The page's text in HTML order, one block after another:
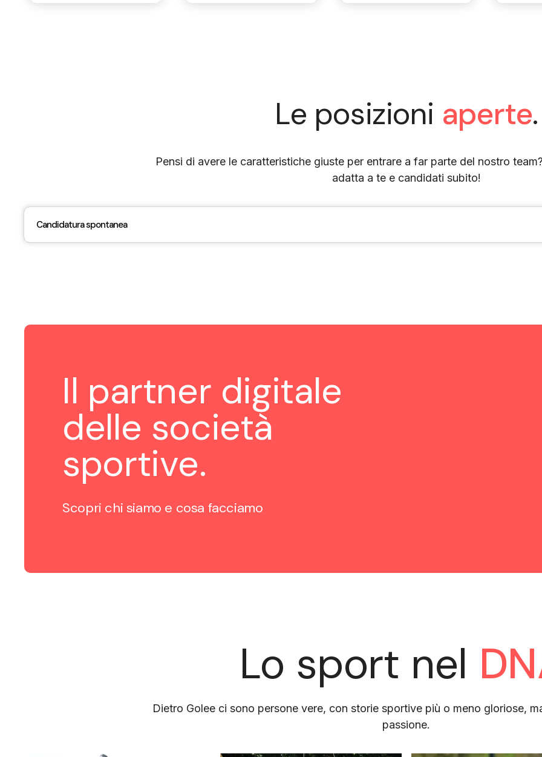
Le posizioni aperte.
Pensi di avere le caratteristiche giuste per entrare a far parte del nostro
adatta a te e candidati subito!
Candidatura spontanea
Il partner digitale
delle società
sportive.
Scopri chi siamo e cosa facciamo
Lo sport nel
Dietro Golee ci sono persone vere, con storie sportive più o meno gloriose,
passione.